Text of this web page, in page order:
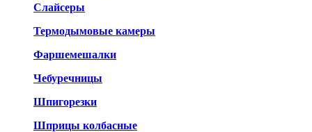
Слайсеры
Термодымовые камеры
Фаршемешалки
Чебуречницы
Шпигорезки
Шприцы колбасные